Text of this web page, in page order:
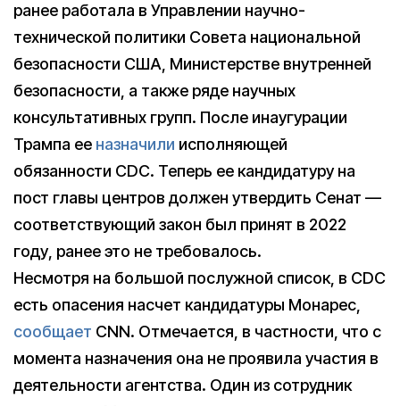
ранее работала в Управлении научно-
технической политики Совета национальной
безопасности США, Министерстве внутренней
безопасности, а также ряде научных
консультативных групп. После инаугурации
Трампа ее назначили исполняющей
обязанности CDC. Теперь ее кандидатуру на
пост главы центров должен утвердить Сенат —
соответствующий закон был принят в 2022
году, ранее это не требовалось.
Несмотря на большой послужной список, в CDC
есть опасения насчет кандидатуры Монарес,
сообщает CNN. Отмечается, в частности, что с
момента назначения она не проявила участия в
деятельности агентства. Один из сотрудник